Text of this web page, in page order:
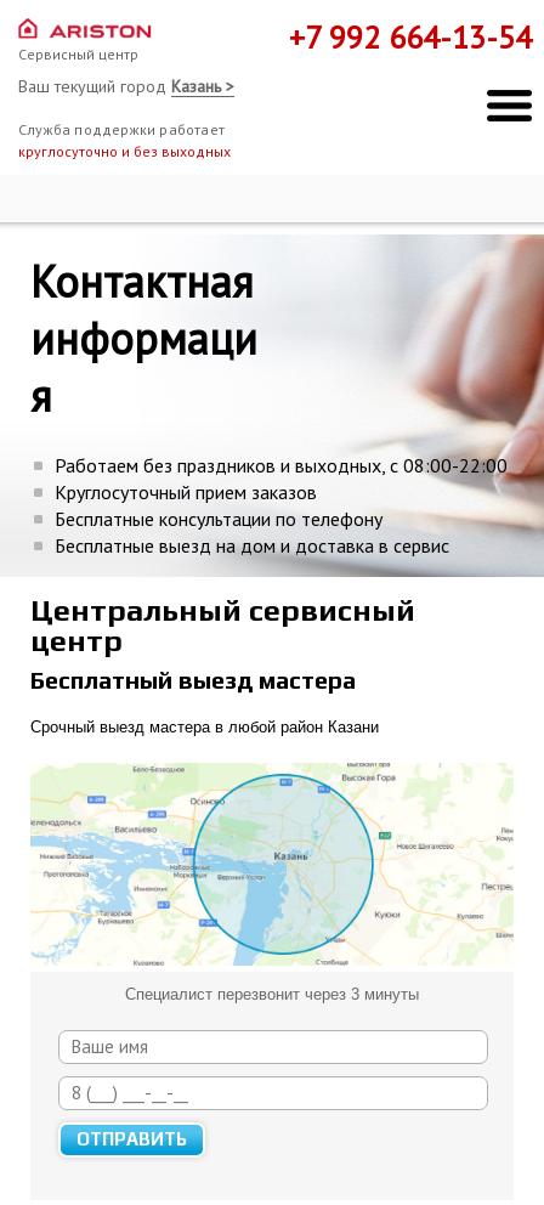
Сервисный центр
Ваш текущий город Казань >
Служба поддержки работает
круглосуточно и без выходных
+7 992 664-13-54
Мы здесь, чтобы помочь!
Контактная
информаци
я
Работаем без праздников и выходных, с 08:00-22:00
Круглосуточный прием заказов
Бесплатные консультации по телефону
Бесплатные выезд на дом и доставка в сервис
Центральный сервисный
центр
Бесплатный выезд мастера
Срочный выезд мастера в любой район Казани
Специалист перезвонит через 3 минуты